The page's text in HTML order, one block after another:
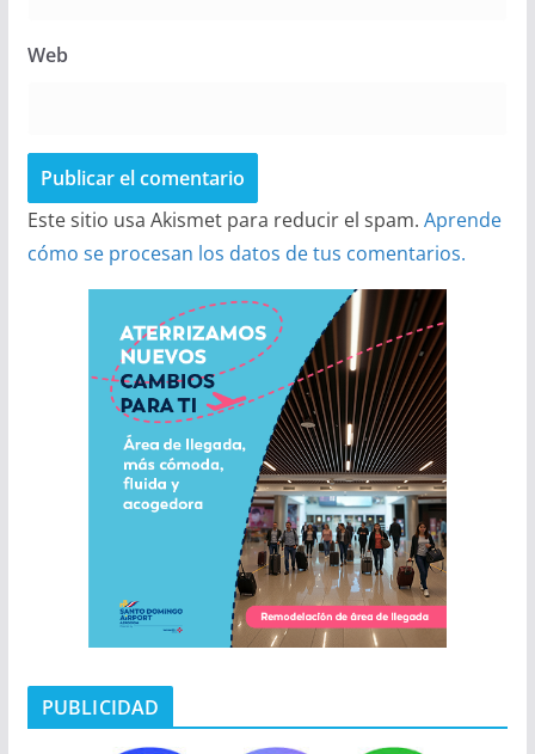
Web
Este sitio usa Akismet para reducir el spam. Aprende
cómo se procesan los datos de tus comentarios.
PUBLICIDAD